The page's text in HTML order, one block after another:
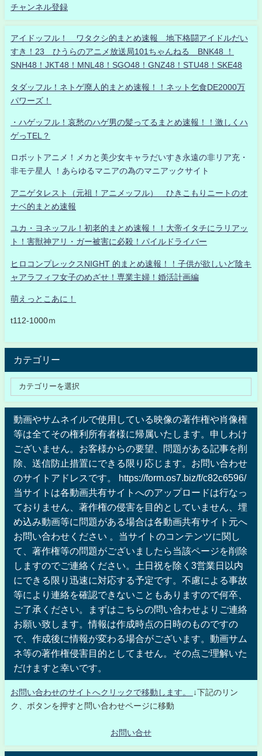
チャンネル登録
アイドッフル！ ワタクシ的まとめ速報 地下格闘アイドルだい
すき！23 ひうらのアニメ放送局101ちゃんねる BNK48 ！
SNH48！JKT48！MNL48！SGO48！GNZ48！STU48！SKE48
タダッフル！ネトゲ廃人的まとめ速報！！ネット乞食DE2000万
パワーズ！
・ハゲッフル！哀愁のハゲ男の髪ってるまとめ速報！！激しくハ
ゲっTEL？
ロボットアニメ！メカと美少女キャラだいすき永遠の非リア充・
非モテ星人 ！あらゆるマニアの為のマニアックサイト
アニゲタレスト（元祖！アニメッフル） ひきこもりニートのオ
ナベ的まとめ速報
ユカ・ヨネッフル！初老的まとめ速報！！大帝イタチにラリアッ
ト！害獣神アリ・ガー被害に必殺！パイルドライバー
ヒロコンプレックスNIGHT 的まとめ速報！！子供が欲しいど陰キ
ャアラフィフ女子のめざせ！専業主婦！婚活計画編
萌えっとこあに！
t112-1000ｍ
カテゴリー
動画やサムネイルで使用している映像の著作権や肖像権
等は全てその権利所有者様に帰属いたします。申しわけ
ございません。お客様からの要望、問題がある記事を削
除、送信防止措置にできる限り応じます。お問い合わせ
のサイトアドレスです。 https://form.os7.biz/f/c82c6596/
当サイトは各動画共有サイトへのアップロードは行なっ
ておりません、著作権の侵害を目的としていません、埋
め込み動画等に問題がある場合は各動画共有サイト元へ
お問い合わせください 。当サイトのコンテンツに関し
て、著作権等の問題がございましたら当該ページを削除
しますのでご連絡ください。土日祝を除く3営業日以内
にできる限り迅速に対応する予定です。不慮による事故
等により連絡を確認できないこともありますので何卒、
ご了承ください。まずはこちらの問い合わせよりご連絡
お願い致します。情報は作成時点の日時のものですの
で、作成後に情報が変わる場合がございます。動画サム
ネ等の著作権侵害目的としてません。その点ご理解いた
だけますと幸いです。
お問い合わせのサイトへクリックで移動します。
↓下記のリン
ク、ボタンを押すと問い合わせページに移動
お問い合せ